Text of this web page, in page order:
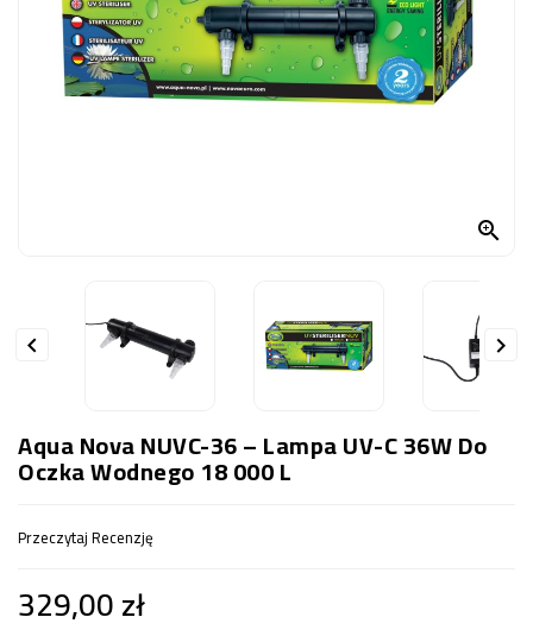
AKWARYSTYKA
(SPRZĘT)
OCZKO

 
Aqua Nova NUVC-36 – Lampa UV-C 36W Do
Oczka Wodnego 18 000 L
Przeczytaj Recenzję
329,00 zł